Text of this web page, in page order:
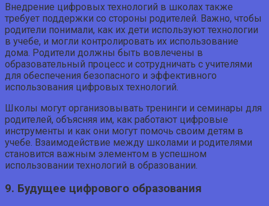
Внедрение цифровых технологий в школах также
требует поддержки со стороны родителей. Важно, чтобы
родители понимали, как их дети используют технологии
в учебе, и могли контролировать их использование
дома. Родители должны быть вовлечены в
образовательный процесс и сотрудничать с учителями
для обеспечения безопасного и эффективного
использования цифровых технологий.
Школы могут организовывать тренинги и семинары для
родителей, объясняя им, как работают цифровые
инструменты и как они могут помочь своим детям в
учебе. Взаимодействие между школами и родителями
становится важным элементом в успешном
использовании технологий в образовании.
9. Будущее цифрового образования